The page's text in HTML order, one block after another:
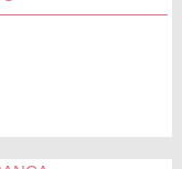
isso, basta visitar a
cartão e deixar o
participar desse